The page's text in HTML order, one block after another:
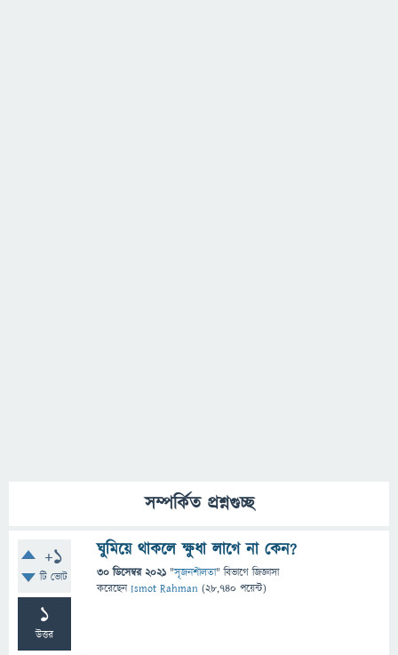
সম্পর্কিত প্রশ্নগুচ্ছ
+1
টি ভোট
1
উত্তর
ঘুমিয়ে থাকলে ক্ষুধা লাগে না কেন?
30 ডিসেম্বর 2021 "সৃজনশীলতা" বিভাগে জিজ্ঞাসা
করেছেনIsmot Rahman (28,740 পয়েন্ট)